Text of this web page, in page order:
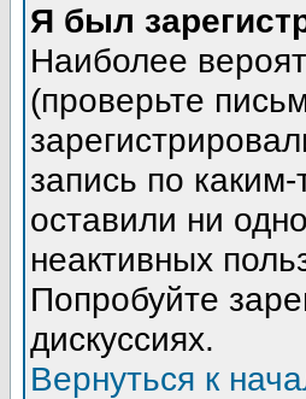
Я был
Наиболее
(проверьте
запись по
оставили ни
неактивных
Попробуйте
дискуссиях.
Вернуться к